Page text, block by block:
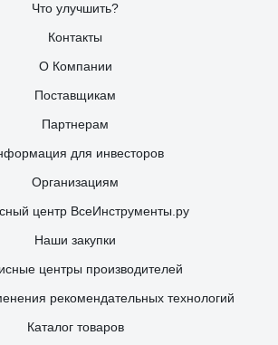
Что улучшить?
Контакты
О Компании
Поставщикам
Партнерам
для инвесторов
Организациям
центр ВсеИнструменты.ру
Наши закупки
центры производителей
рекомендательных технологий
Каталог товаров